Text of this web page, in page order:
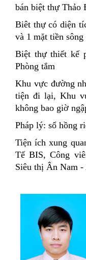
bán biệt thự Thảo
Biêt thự có diện
và 1 mặt tiền sông
Biệt thự thiết kế
Phòng tắm
Khu vực đường
tiện đi lại, Khu
không bao giờ
Pháp lý: sổ hồng
Tiện ích xung
Tế BIS, Công
Siêu thị Ân Nam